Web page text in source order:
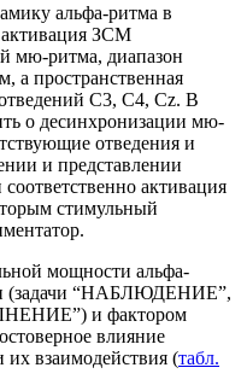
альфа-ритма в
активация ЗСМ
мю-ритма, диапазон
а пространственная
отведений С3, С4, Сz. В
о десинхронизации мю-
отведения и
и представлении
активация
стимульный
мощности альфа-
(задачи “НАБЛЮДЕНИЕ”,
и фактором
влияние
их взаимодействия (табл.